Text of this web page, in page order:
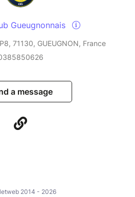
Gueugnonnais
71130, GUEUGNON, France
a message
2014 - 2026